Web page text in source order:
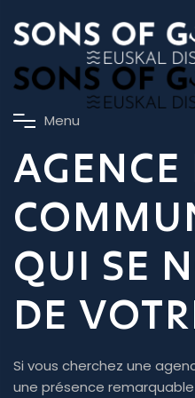
Menu
AGENCE
QUI SE
DE
Si vous cherchez une
une présence